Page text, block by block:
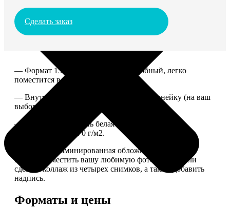
Сделать заказ
— Формат 15*20. Компактный и удобный, легко
поместится в сумку или рюкзак.
— Внутри 100 страниц в клетку или в линейку (на ваш
выбор), скрепленных сбоку скобой.
— Приятная на ощупь белая сатиновая бумага
плотностью 150-170 г/м2.
— Плотная ламинированная обложка. На обложке
можно разместить вашу любимую фотографию или
сделать коллаж из четырех снимков, а также добавить
надпись.
Форматы и цены